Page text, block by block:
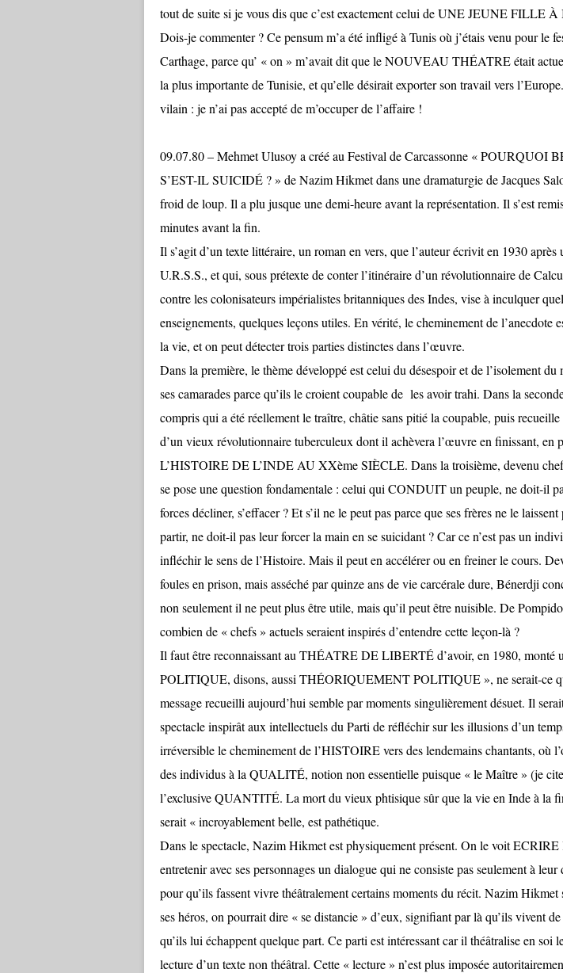
tout de suite si je vous dis que c’est exactement celui de UNE JEUNE FILLE
Dois-je commenter ? Ce pensum m’a été infligé à Tunis où j’étais venu pour le
Carthage, parce qu’ « on » m’avait dit que le NOUVEAU THÉATRE était
la plus importante de Tunisie, et qu’elle désirait exporter son travail vers
vilain : je n’ai pas accepté de m’occuper de l’affaire !
09.07.80 – Mehmet Ulusoy a créé au Festival de Carcassonne « POURQUOI
S’EST-IL SUICIDÉ ? » de Nazim Hikmet dans une dramaturgie de Jacques
froid de loup. Il a plu jusque une demi-heure avant la représentation. Il s’est
minutes avant la fin.
Il s’agit d’un texte littéraire, un roman en vers, que l’auteur écrivit en 1930 après
U.R.S.S., et qui, sous prétexte de conter l’itinéraire d’un révolutionnaire de
contre les colonisateurs impérialistes britanniques des Indes, vise à inculquer
enseignements, quelques leçons utiles. En vérité, le cheminement de l’anecdote
la vie, et on peut détecter trois parties distinctes dans l’œuvre.
Dans la première, le thème développé est celui du désespoir et de l’isolement
ses camarades parce qu’ils le croient coupable de les avoir trahi. Dans la
compris qui a été réellement le traître, châtie sans pitié la coupable, puis recueille
d’un vieux révolutionnaire tuberculeux dont il achèvera l’œuvre en finissant, en
L’HISTOIRE DE L’INDE AU XXème SIÈCLE. Dans la troisième, devenu
se pose une question fondamentale : celui qui CONDUIT un peuple, ne doit-il
forces décliner, s’effacer ? Et s’il ne le peut pas parce que ses frères ne le
partir, ne doit-il pas leur forcer la main en se suicidant ? Car ce n’est pas un
infléchir le sens de l’Histoire. Mais il peut en accélérer ou en freiner le cours.
foules en prison, mais asséché par quinze ans de vie carcérale dure, Bénerdji
non seulement il ne peut plus être utile, mais qu’il peut être nuisible. De
combien de « chefs » actuels seraient inspirés d’entendre cette leçon-là ?
Il faut être reconnaissant au THÉATRE DE LIBERTÉ d’avoir, en 1980, monté
POLITIQUE, disons, aussi THÉORIQUEMENT POLITIQUE », ne serait-ce
message recueilli aujourd’hui semble par moments singulièrement désuet. Il
spectacle inspirât aux intellectuels du Parti de réfléchir sur les illusions d’un
irréversible le cheminement de l’HISTOIRE vers des lendemains chantants, où
des individus à la QUALITÉ, notion non essentielle puisque « le Maître » (je
l’exclusive QUANTITÉ. La mort du vieux phtisique sûr que la vie en Inde à la
serait « incroyablement belle, est pathétique.
Dans le spectacle, Nazim Hikmet est physiquement présent. On le voit ECRIRE
entretenir avec ses personnages un dialogue qui ne consiste pas seulement à
pour qu’ils fassent vivre théâtralement certains moments du récit. Nazim Hikmet
ses héros, on pourrait dire « se distancie » d’eux, signifiant par là qu’ils vivent
qu’ils lui échappent quelque part. Ce parti est intéressant car il théâtralise en soi
lecture d’un texte non théâtral. Cette « lecture » n’est plus imposée